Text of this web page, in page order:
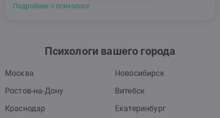
Подробнее о психологе
Психологи вашего города
Москва
Новосибирск
Ростов-на-Дону
Витебск
Краснодар
Екатеринбург